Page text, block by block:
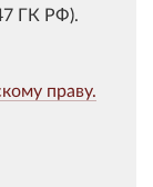
ГК РФ).
праву.